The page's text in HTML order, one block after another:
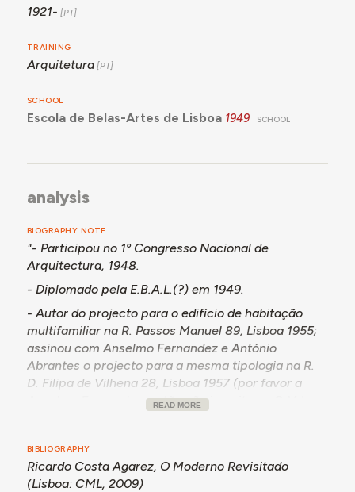
1921-
TRAINING
Arquitetura
SCHOOL
Escola de Belas-Artes de Lisboa 1949 SCHOOL
analysis
BIOGRAPHY NOTE
"- Participou no 1º Congresso Nacional de
Arquitectura, 1948.
- Diplomado pela E.B.A.L.(?) em 1949.
- Autor do projecto para o edifício de habitação
multifamiliar na R. Passos Manuel 89, Lisboa 1955;
assinou com Anselmo Fernandez e António
Abrantes o projecto para a mesma tipologia na R.
D. Filipa de Vilhena 28, Lisboa 1957 (por favor a
Anselmo Fernandez, então não inscrito na C.M.L.,
- Funcionário da Comissão de Construções
Hospitalares (M.O.P.) em 1961.
READ MORE
BIBLIOGRAPHY
Ricardo Costa Agarez, O Moderno Revisitado
(Lisboa: CML, 2009)